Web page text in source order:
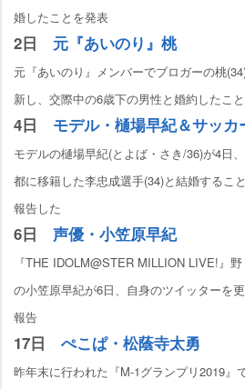
婚したことを発表
2日 元『あいのり』桃
元『あいのり』メンバーでブロガーの桃
新し、交際中の6歳下の男性と婚約したこ
4日 モデル・樋場早紀＆サッ
モデルの樋場早紀(とよば・さき/36)が4日
都に移籍した李忠成選手(34)と結婚するこ
報告した
6日 声優・小笠原早紀
『THE IDOLM@STER MILLION LIVE!』
の小笠原早紀が6日、自身のツイッターを
報告
17日 ぺこぱ・松蔭寺太勇
昨年末に行われた『M-1グランプリ2019』